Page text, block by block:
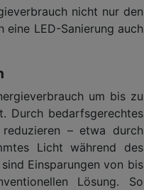
nicht nur den
eine LED-Sanierung auch
um bis zu
Durch bedarfsgerechtes
– etwa durch
Licht während des
Einsparungen von bis
Lösung. So